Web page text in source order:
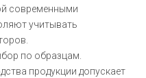
современными
учитывать
по образцам.
продукции допускает